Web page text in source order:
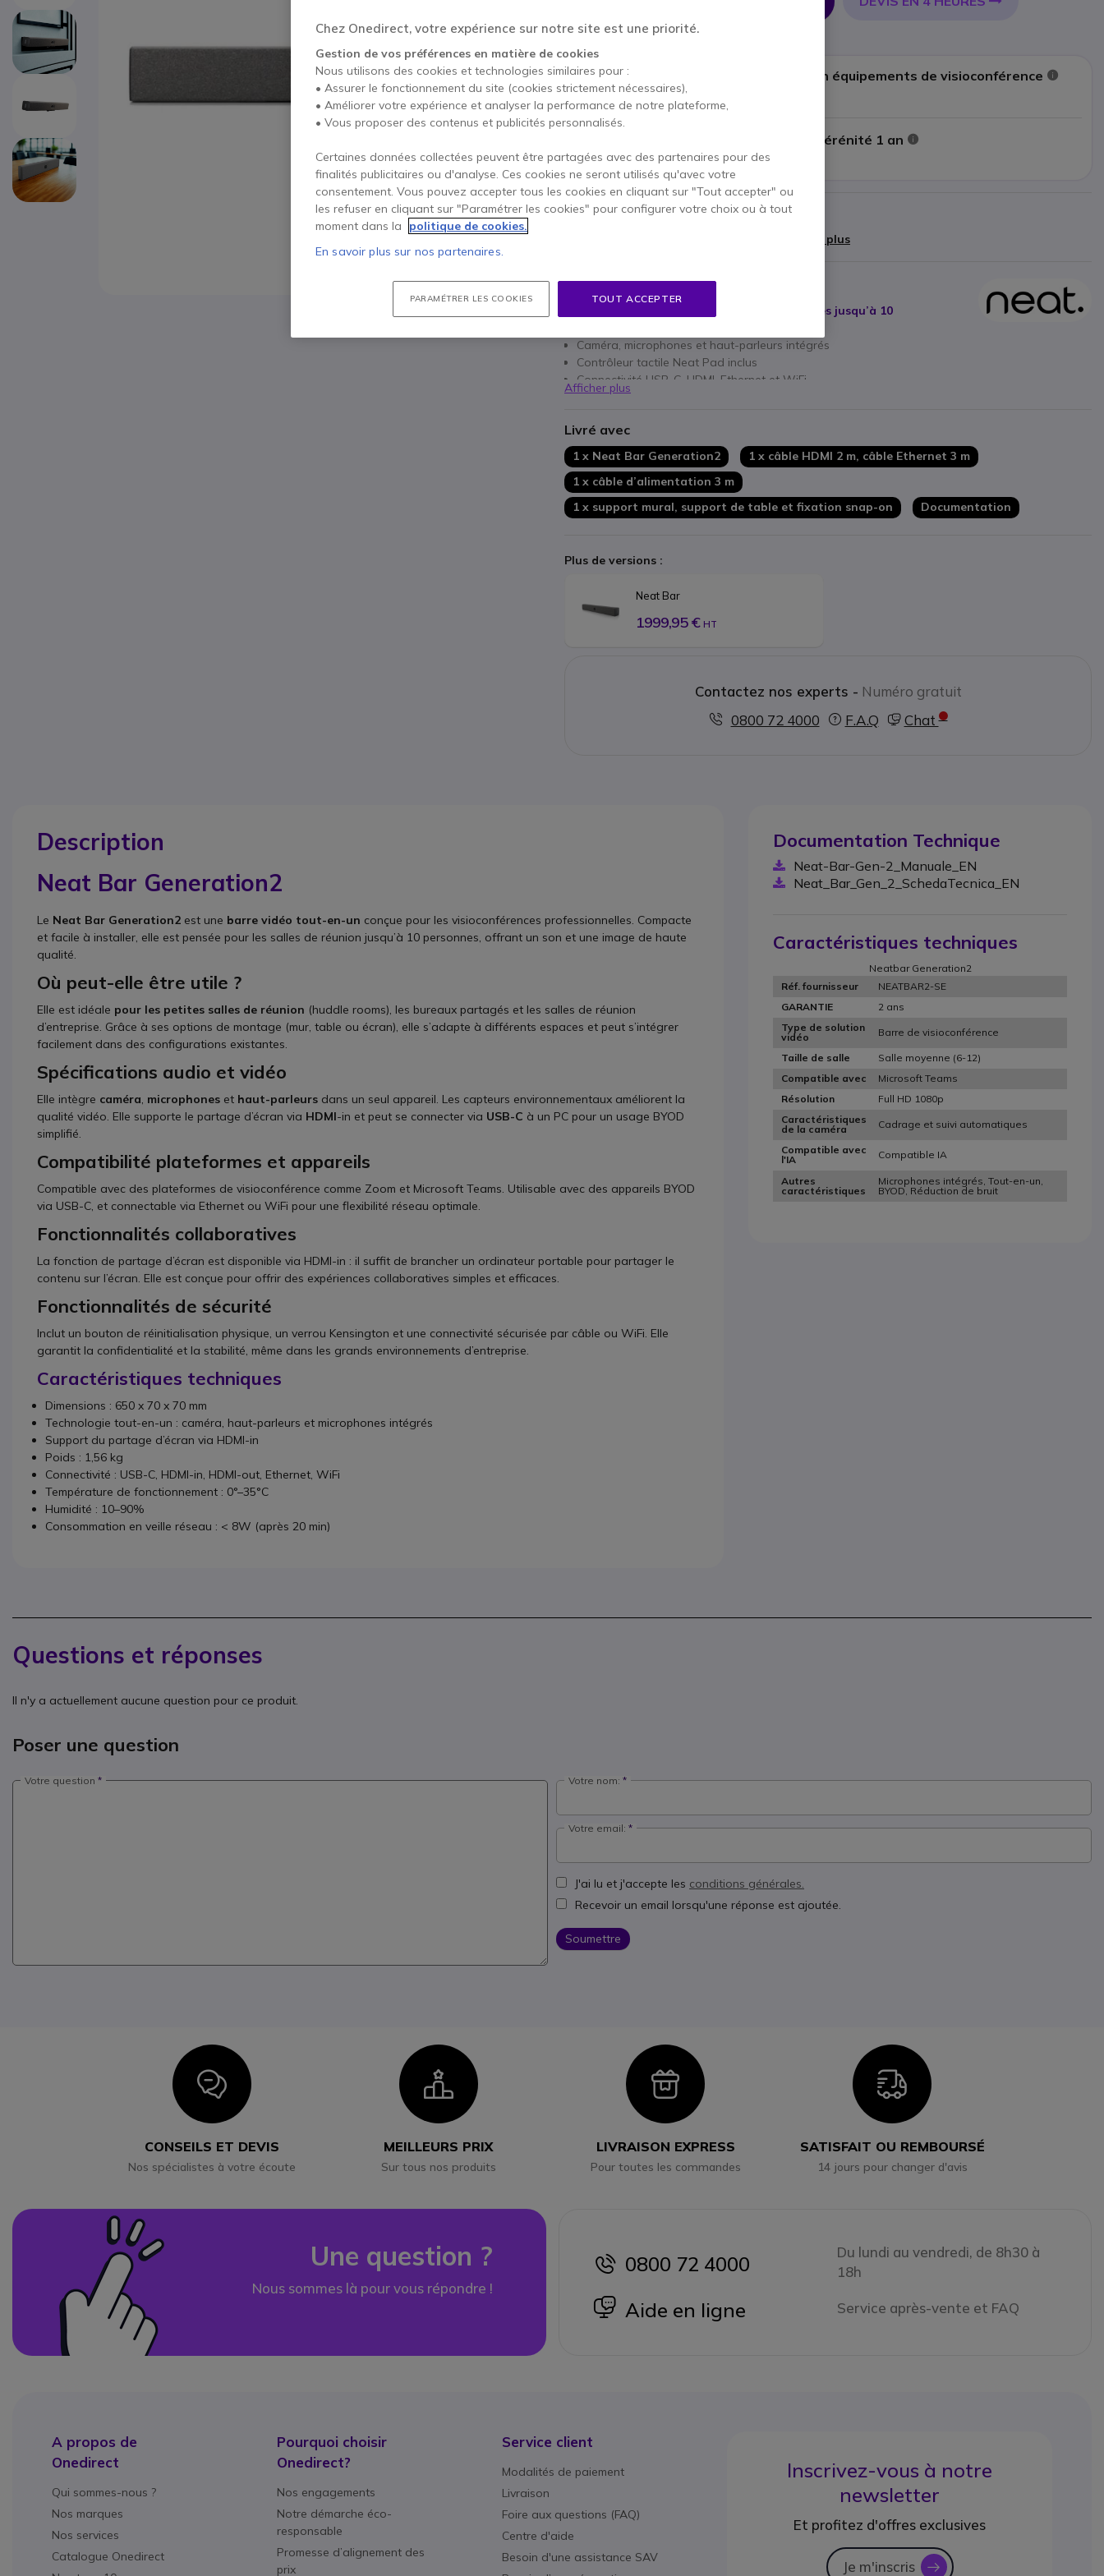
Onedirect Care: Aide à l’installation équipements de visioconférence
49,95 €
Onedirect Care Visio: Assistance Sérénité 1 an
198,95 € * Prix unitaire Afficher plus
2 ans de garantieconstructeur
Afficher plus
Points Forts
Barre visio tout-en-un compacte pour salles jusqu’à 10
Caméra, microphones et haut-parleurs intégrés
Contrôleur tactile Neat Pad inclus
Connectivité USB-C, HDMI, Ethernet et WiFi
Options de montage : mur, table, écran
Compatible partage d’écran via HDMI
Installation simple avec câbles fournis
Afficher plus
Livré avec
1 x Neat Bar Generation2
1 x câble HDMI 2 m, câble Ethernet 3 m
1 x câble d’alimentation 3 m
1 x support mural, support de table et fixation snap-on
Documentation
Plus de versions :
Neat Bar
1999,95 € HT
Contactez nos experts - Numéro gratuit
0800 72 4000
F.A.Q Chat
Description
Neat Bar Generation2
Le Neat Bar Generation2 est une barre vidéo tout-en-un conçue pour les visioconférences professionnelles. Compacte
et facile à installer, elle est pensée pour les salles de réunion jusqu’à 10 personnes, offrant un son et une image de haute
qualité.
Où peut-elle être utile ?
Elle est idéale pour les petites salles de réunion (huddle rooms), les bureaux partagés et les salles de réunion
d’entreprise. Grâce à ses options de montage (mur, table ou écran), elle s’adapte à différents espaces et peut s’intégrer
facilement dans des configurations existantes.
Spécifications audio et vidéo
Elle intègre caméra microphones et haut-parleurs dans un seul appareil. Les capteurs environnementaux améliorent la
qualité vidéo. Elle supporte le partage d’écran via HDMI-in et peut se connecter via USB-C à un PC pour un usage BYOD
simplifié.
Compatibilité plateformes et appareils
Compatible avec des plateformes de visioconférence comme Zoom et Microsoft Teams. Utilisable avec des appareils BYOD
via USB-C, et connectable via Ethernet ou WiFi pour une flexibilité réseau optimale.
Fonctionnalités collaboratives
La fonction de partage d’écran est disponible via HDMI-in : il suffit de brancher un ordinateur portable pour partager le
contenu sur l’écran. Elle est conçue pour offrir des expériences collaboratives simples et efficaces.
Fonctionnalités de sécurité
Inclut un bouton de réinitialisation physique, un verrou Kensington et une connectivité sécurisée par câble ou WiFi. Elle
garantit la confidentialité et la stabilité, même dans les grands environnements d’entreprise.
Caractéristiques techniques
Dimensions : 650 x 70 x 70 mm
Technologie tout-en-un : caméra, haut-parleurs et microphones intégrés
Support du partage d’écran via HDMI-in
Poids : 1,56 kg
Connectivité : USB-C, HDMI-in, HDMI-out, Ethernet, WiFi
Température de fonctionnement : 0°–35°C
Humidité : 10–90%
Consommation en veille réseau : < 8W (après 20 min)
Documentation Technique
Neat-Bar-Gen-2_Manuale_EN
Neat_Bar_Gen_2_SchedaTecnica_EN
Caractéristiques techniques
Neatbar Generation2
Réf. fournisseur
NEATBAR2-SE
GARANTIE
2 ans
Type de solution
vidéo
Barre de visioconférence
Taille de salle
Salle moyenne (6-12)
Compatible avec
Microsoft Teams
Résolution
Full HD 1080p
Caractéristiques
de la caméra
Cadrage et suivi automatiques
Compatible avec
l'IA
Compatible IA
Autres
caractéristiques
Microphones intégrés, Tout-en-un,
BYOD, Réduction de bruit
Questions et réponses
Il n'y a actuellement aucune question pour ce produit.
Poser une question
Votre question Votre nom:
Votre email:
J'ai lu et j'accepte les conditions générales.
Recevoir un email lorsqu'une réponse est ajoutée.
Soumettre
Icon
CONSEILS ET DEVIS
Nos spécialistes à votre écoute
Icon
MEILLEURS PRIX
Sur tous nos produits
Icon
LIVRAISON EXPRESS
Pour toutes les commandes
Icon
SATISFAIT OU REMBOURSÉ
14 jours pour changer d'avis
Une question ?
Nous sommes là pour vous répondre !
icon
0800 72 4000
Du lundi au vendredi, de 8h30 à
18h
icon
Aide en ligne Service après-vente et FAQ
A propos de
Onedirect
Qui sommes-nous ?
Nos marques
Nos services
Catalogue Onedirect
Pourquoi choisir
Onedirect?
Nos engagements
Notre démarche éco-
responsable
Promesse d’alignement des
prix
Service client
Modalités de paiement
Livraison
Foire aux questions (FAQ)
Centre d'aide
Besoin d'une assistance SAV
Inscrivez-vous à notre
newsletter
Et profitez d'offres exclusives
Je m'inscris icon
Chez Onedirect, votre expérience sur notre site est une priorité.
Gestion de vos préférences en matière de cookies
Nous utilisons des cookies et technologies similaires pour :
• Assurer le fonctionnement du site (cookies strictement nécessaires),
• Améliorer votre expérience et analyser la performance de notre plateforme,
• Vous proposer des contenus et publicités personnalisés.
Certaines données collectées peuvent être partagées avec des partenaires pour des
finalités publicitaires ou d'analyse. Ces cookies ne seront utilisés qu'avec votre
consentement. Vous pouvez accepter tous les cookies en cliquant sur "Tout accepter" ou
les refuser en cliquant sur "Paramétrer les cookies" pour configurer votre choix ou à tout
moment dans la
politique de cookies.
En savoir plus sur nos partenaires.
PARAMÉTRER LES COOKIES TOUT ACCEPTER